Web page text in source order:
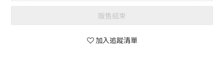
販售結束
加入追蹤清單